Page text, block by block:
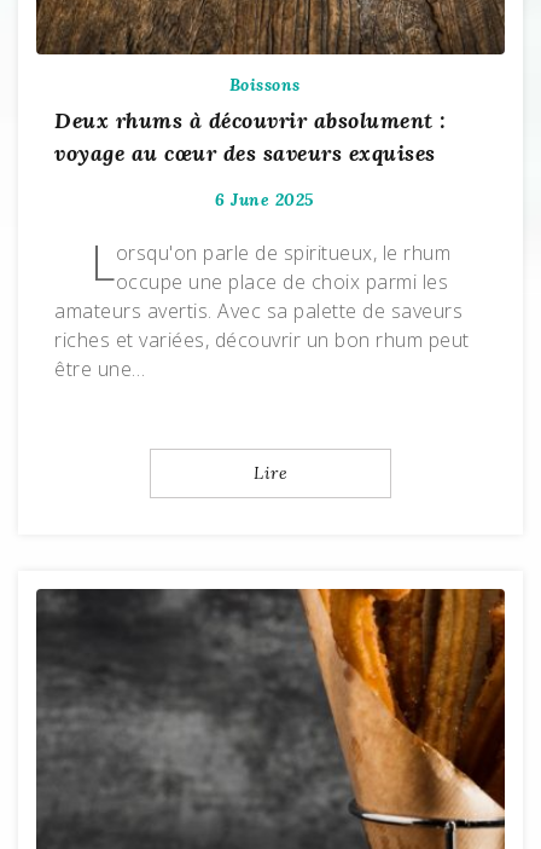
Boissons
Deux rhums à découvrir absolument :
voyage au cœur des saveurs exquises
6 June 2025
Lorsqu'on parle de spiritueux, le rhum
occupe une place de choix parmi les
amateurs avertis. Avec sa palette de saveurs
riches et variées, découvrir un bon rhum peut
être une…
Lire